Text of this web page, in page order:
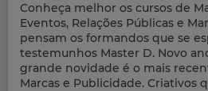
Conheça melhor os cursos de
Eventos, Relações Públicas e
pensam os formandos que se
testemunhos Master D. Novo
grande novidade é o mais
Marcas e Publicidade. Criativos